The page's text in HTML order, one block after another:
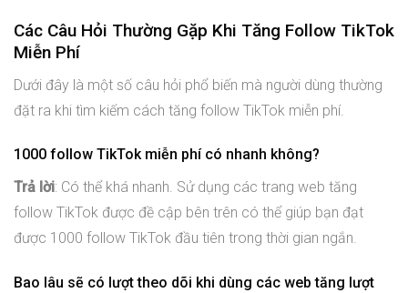
Các Câu Hỏi Thường Gặp Khi Tăng Follow TikTok
Miễn Phí
Dưới đây là một số câu hỏi phổ biến mà người dùng thường
đặt ra khi tìm kiếm cách tăng follow TikTok miễn phí.
1000 follow TikTok miễn phí có nhanh không?
Trả lời: Có thể khá nhanh. Sử dụng các trang web tăng
follow TikTok được đề cập bên trên có thể giúp bạn đạt
được 1000 follow TikTok đầu tiên trong thời gian ngắn.
Bao lâu sẽ có lượt theo dõi khi dùng các web tăng lượt